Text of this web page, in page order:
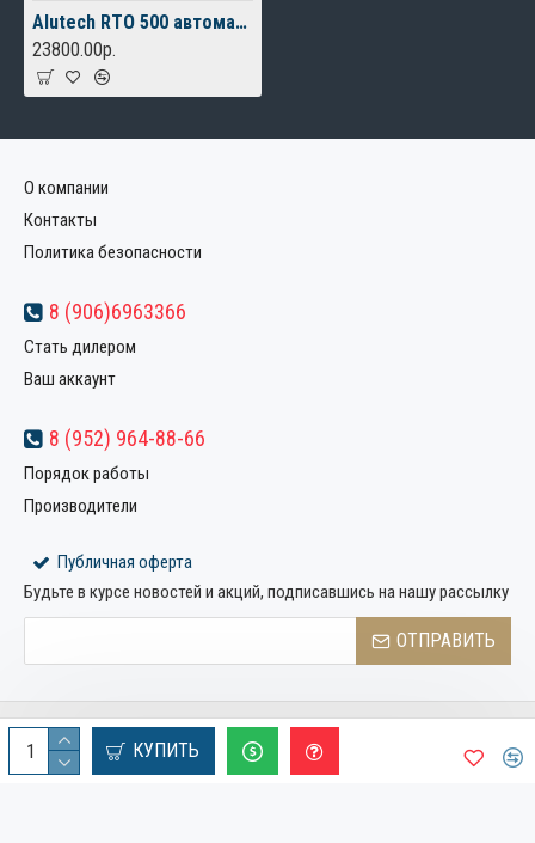
КУПИТЬ
Alutech RTO 500 автоматика для откатных ворот
23800.00р.
О компании
Контакты
Политика безопасности
8 (906)6963366
Стать дилером
Ваш аккаунт
8 (952) 964-88-66
Порядок работы
Производители
Публичная оферта
Будьте в курсе новостей и акций, подписавшись на нашу рассылку
ОТПРАВИТЬ
Copyright © 2022, Компания «Металлстрой32», Все права
защищены